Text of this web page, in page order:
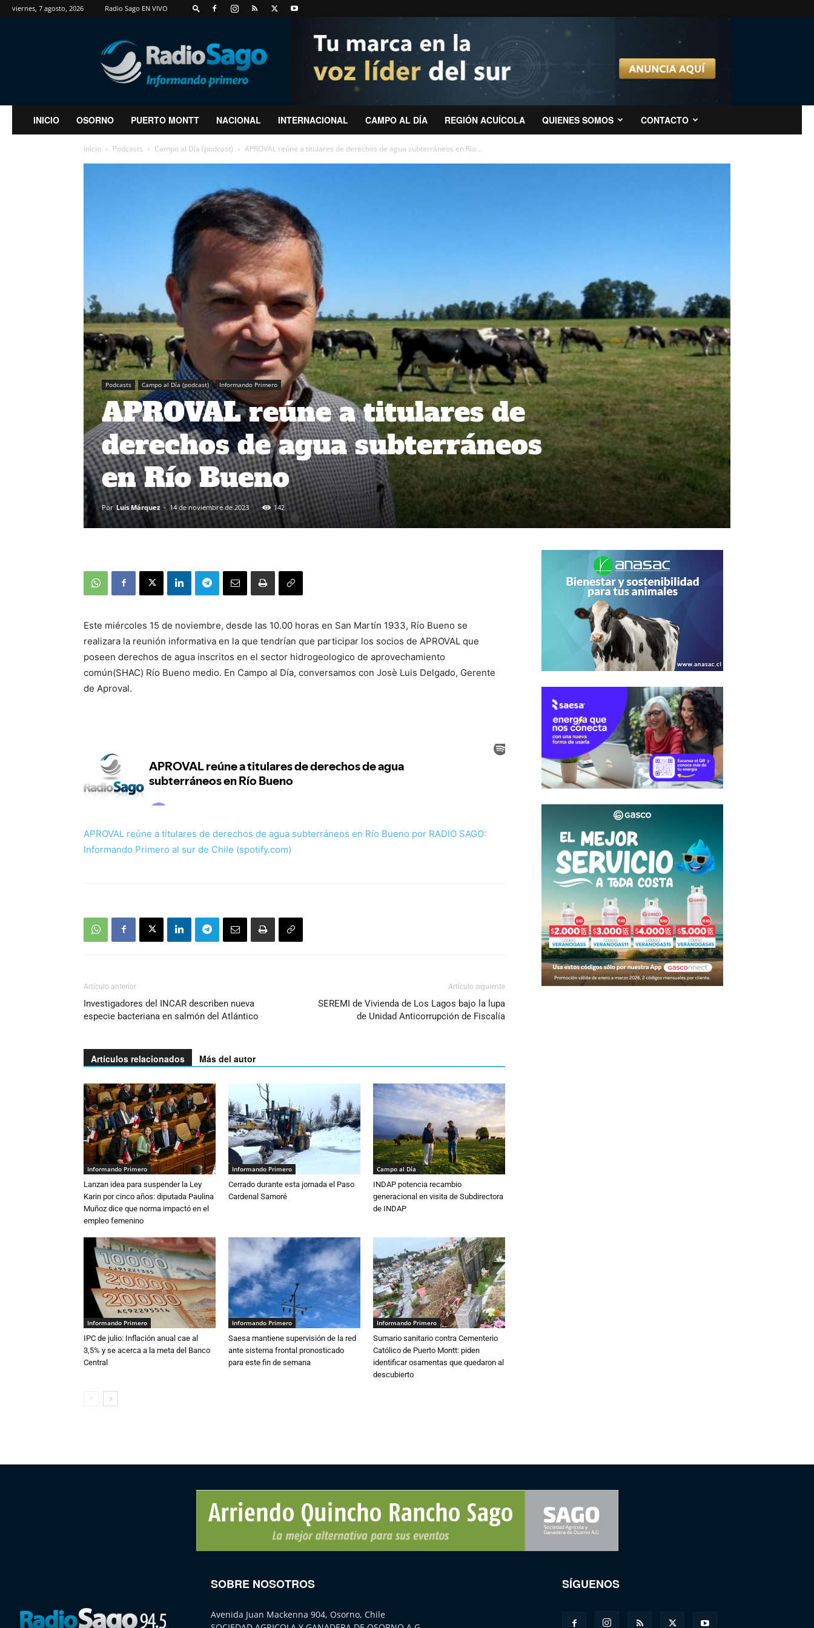
viernes, 7 agosto, 2026 Radio Sago EN VIVO
RadioSago
INICIO OSORNO PUERTO MONTT NACIONAL INTERNACIONAL CAMPO AL DÍA REGIÓN ACUÍCOLA QUIENES SOMOS CONTACTO
Inicio Podcasts Campo al Día (podcast) APROVAL reúne a titulares de derechos de agua subterráneos en Río...
Podcasts Campo al Día (podcast) Informando Primero
APROVAL reúne a titulares de
derechos de agua subterráneos
en Río Bueno
Por Luis Márquez - 14 de noviembre de 2023 142
Este miércoles 15 de noviembre, desde las 10.00 horas en San Martín 1933, Río Bueno se
realizara la reunión informativa en la que tendrían que participar los socios de APROVAL que
poseen derechos de agua inscritos en el sector hidrogeologico de aprovechamiento
común(SHAC) Río Bueno medio. En Campo al Día, conversamos con Josè Luis Delgado, Gerente
de Aproval.
APROVAL reúne a titulares de derechos de agua subterráneos en Río Bueno por RADIO SAGO:
Informando Primero al sur de Chile (spotify.com)
Artículo anterior
Investigadores del INCAR describen nueva
especie bacteriana en salmón del Atlántico
Artículo siguiente
SEREMI de Vivienda de Los Lagos bajo la lupa
de Unidad Anticorrupción de Fiscalía
Artículos relacionados Más del autor
Informando Primero
Lanzan idea para suspender la Ley
Karin por cinco años: diputada Paulina
Muñoz dice que norma impactó en el
empleo femenino
Informando Primero
Cerrado durante esta jornada el Paso
Cardenal Samoré
Campo al Día
INDAP potencia recambio
generacional en visita de Subdirectora
de INDAP
Informando Primero
IPC de julio: Inflación anual cae al
3,5% y se acerca a la meta del Banco
Central
Informando Primero
Saesa mantiene supervisión de la red
ante sistema frontal pronosticado
para este fin de semana
Informando Primero
Sumario sanitario contra Cementerio
Católico de Puerto Montt: piden
identificar osamentas que quedaron al
descubierto
SOBRE NOSOTROS
Avenida Juan Mackenna 904, Osorno, Chile
SÍGUENOS